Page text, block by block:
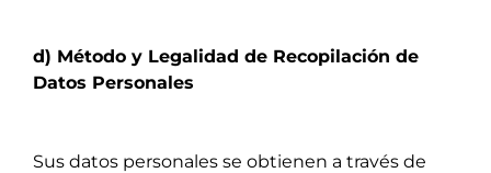
d) Método y Legalidad de Recopilación de
Datos Personales
Sus datos personales se obtienen a través de